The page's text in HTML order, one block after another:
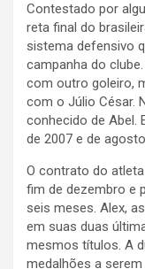
Contestado por
reta final do
sistema defensivo
campanha do
com outro goleiro,
com o Júlio César.
conhecido de Abel.
de 2007 e de
O contrato do
fim de dezembro e
seis meses. Alex,
em suas duas
mesmos títulos. A
medalhões a